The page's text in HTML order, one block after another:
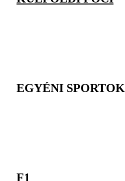
EGYÉNI SPORTOK
F1